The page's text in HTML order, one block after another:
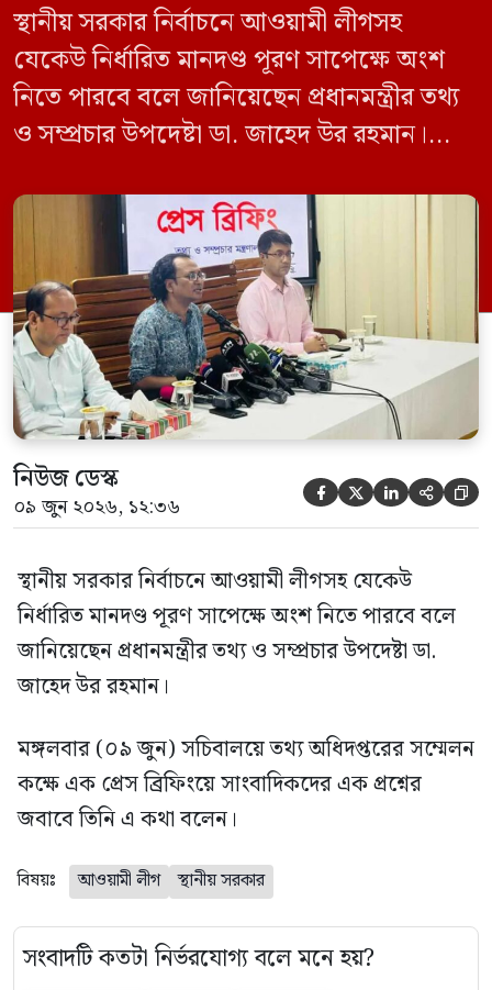
স্থানীয় সরকার নির্বাচনে আওয়ামী লীগসহ
যেকেউ নির্ধারিত মানদণ্ড পূরণ সাপেক্ষে অংশ
নিতে পারবে বলে জানিয়েছেন প্রধানমন্ত্রীর তথ্য
ও সম্প্রচার উপদেষ্টা ডা. জাহেদ উর রহমান।
সম্মেলন কক্ষে এক প্রেস ব্রিফিংয়ে সাংবাদিকদের
এক প্রশ্নের জবাবে তিনি এ কথা বলেন।
নিউজ ডেস্ক
০৯ জুন ২০২৬, ১২:৩৬     
স্থানীয় সরকার নির্বাচনে আওয়ামী লীগসহ যেকেউ
নির্ধারিত মানদণ্ড পূরণ সাপেক্ষে অংশ নিতে পারবে বলে
জানিয়েছেন প্রধানমন্ত্রীর তথ্য ও সম্প্রচার উপদেষ্টা ডা.
জাহেদ উর রহমান।
মঙ্গলবার (০৯ জুন) সচিবালয়ে তথ্য অধিদপ্তরের সম্মেলন
কক্ষে এক প্রেস ব্রিফিংয়ে সাংবাদিকদের এক প্রশ্নের
জবাবে তিনি এ কথা বলেন।
বিষয়ঃ আওয়ামী লীগ স্থানীয় সরকার
সংবাদটি কতটা নির্ভরযোগ্য বলে মনে হয়?